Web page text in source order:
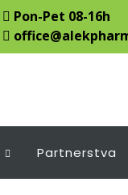
Pon-Pet 08-16h
Partnerstva